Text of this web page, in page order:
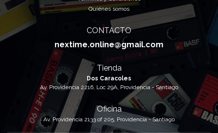
Quiénes somos
CONTACTO
nextime.online@gmail.com
Tienda
Dos Caracoles
Av. Providencia 2216, Loc 29A, Providencia - Santiago
Oficina
Av. Providencia 2133 of 205, Providencia - Santiago